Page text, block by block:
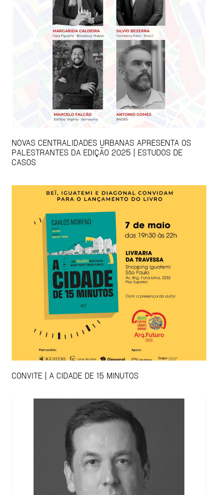
NOVAS CENTRALIDADES URBANAS APRESENTA OS
PALESTRANTES DA EDIÇÃO 2025 | ESTUDOS DE
CASOS
CONVITE | A CIDADE DE 15 MINUTOS